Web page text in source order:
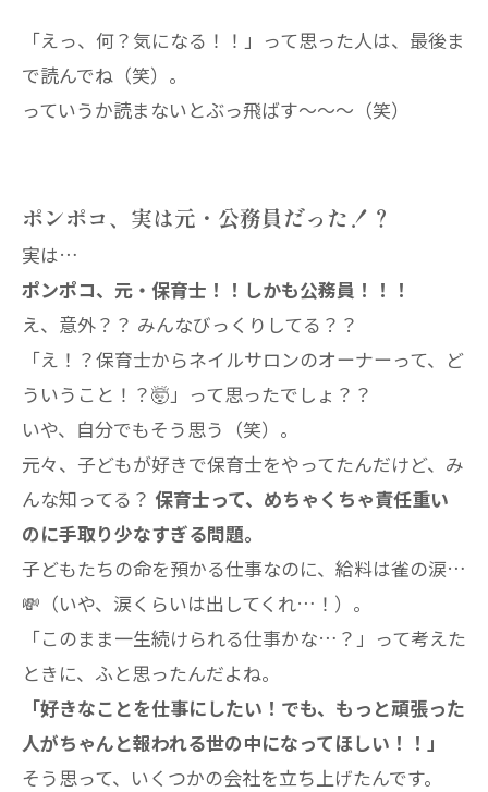
「えっ、何？気になる！！」って思った人は、最後ま
で読んでね（笑）。
っていうか読まないとぶっ飛ばす～～～（笑）
ポンポコ、実は元・公務員だった！？
実は…
ポンポコ、元・保育士！！しかも公務員！！！
え、意外？？ みんなびっくりしてる？？
「え！？保育士からネイルサロンのオーナーって、ど
ういうこと！？🤯」って思ったでしょ？？
いや、自分でもそう思う（笑）。
元々、子どもが好きで保育士をやってたんだけど、み
んな知ってる？ 保育士って、めちゃくちゃ責任重い
のに手取り少なすぎる問題。
子どもたちの命を預かる仕事なのに、給料は雀の涙…
💸（いや、涙くらいは出してくれ…！）。
「このまま一生続けられる仕事かな…？」って考えた
ときに、ふと思ったんだよね。
「好きなことを仕事にしたい！でも、もっと頑張った
人がちゃんと報われる世の中になってほしい！！」
そう思って、いくつかの会社を立ち上げたんです。